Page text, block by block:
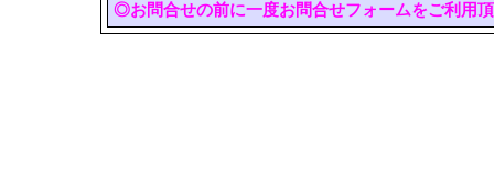
◎お問合せの前に一度お問合せフォームをご利用